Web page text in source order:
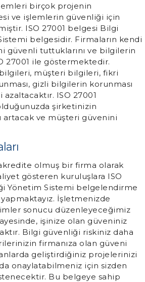
birçok projenin
ve işlemlerin güvenliği için
ISO 27001 belgesi Bilgi
belgesidir. Firmaların kendi
güvenli tuttuklarını ve bilgilerin
27001 ile göstermektedir.
müşteri bilgileri, fikri
gizli bilgilerin korunması
ISO 27001
şirketinizin
artacak ve müşteri güvenini
olmuş bir firma olarak
gösteren kuruluşlara ISO
Yönetim Sistemi belgelendirme
İşletmenizde
sonucu düzenleyeceğimiz
işinize olan güveniniz
Bilgi güvenliği riskiniz daha
firmanıza olan güveni
geliştirdiğiniz projelerinizi
onaylatabilmeniz için sizden
Bu belgeye sahip